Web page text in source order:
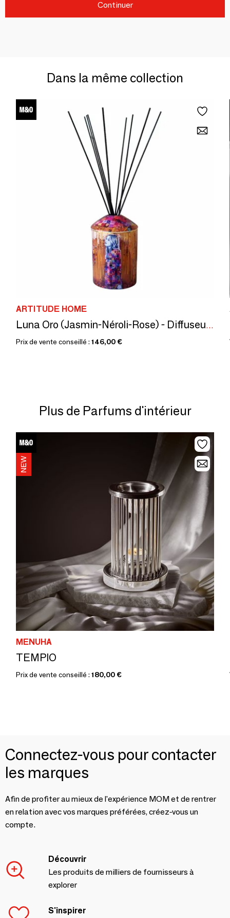
Continuer
Dans la même collection
ARTITUDE HOME
Luna Oro (Jasmin-Néroli-Rose) - Diffuseur de parfum en céramique - 700 ml
Prix de vente conseillé : 146,00 €
Plus de Parfums d'intérieur
MENUHA
TEMPIO
Prix de vente conseillé : 180,00 €
Connectez-vous pour contacter
les marques
Afin de profiter au mieux de l'expérience MOM et de rentrer
en relation avec vos marques préférées, créez-vous un
compte.
Découvrir
Les produits de milliers de fournisseurs à
explorer
S'inspirer